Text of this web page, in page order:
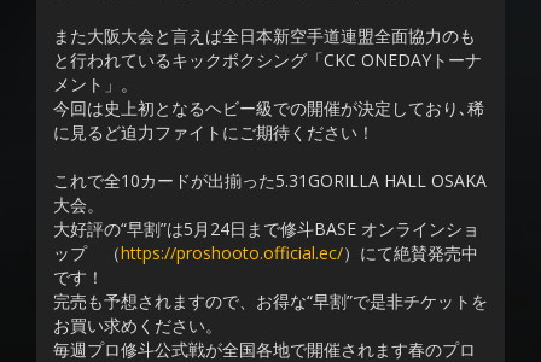
また大阪大会と言えば全日本新空手道連盟全面協力のも
と行われているキックボクシング「CKC ONEDAYトーナ
メント」。
今回は史上初となるヘビー級での開催が決定しており､稀
に見るど迫力ファイトにご期待ください！
これで全10カードが出揃った5.31GORILLA HALL OSAKA
大会。
大好評の“早割”は5月24日まで修斗BASE オンラインショ
ップ （https://proshooto.official.ec/）にて絶賛発売中
です！
完売も予想されますので、お得な“早割”で是非チケットを
お買い求めください。
毎週プロ修斗公式戦が全国各地で開催されます春のプロ